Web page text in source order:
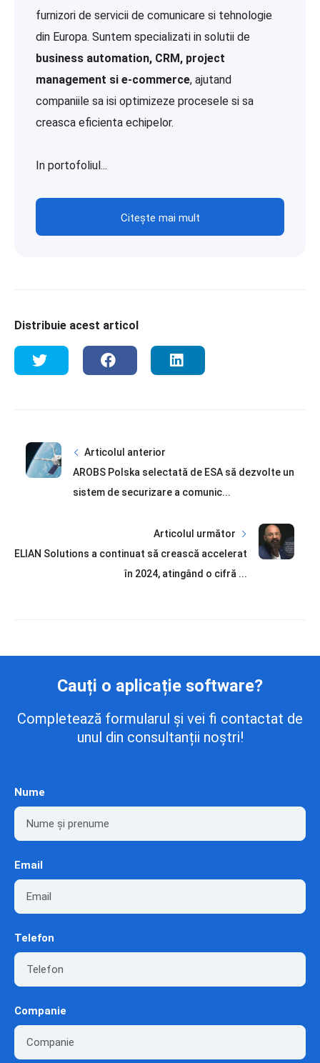
furnizori de servicii de comunicare si tehnologie
din Europa. Suntem specializati in solutii de
business automation, CRM, project
management si e-commerce, ajutand
companiile sa isi optimizeze procesele si sa
creasca eficienta echipelor.
In portofoliul...
Citește mai mult
Distribuie acest articol
Articolul anterior
AROBS Polska selectată de ESA să dezvolte un
sistem de securizare a comunic...
Articolul următor
ELIAN Solutions a continuat să crească accelerat
în 2024, atingând o cifră ...
Cauți o aplicație software?
Completează formularul și vei fi contactat de
unul din consultanții noștri!
Nume
Email
Telefon
Companie